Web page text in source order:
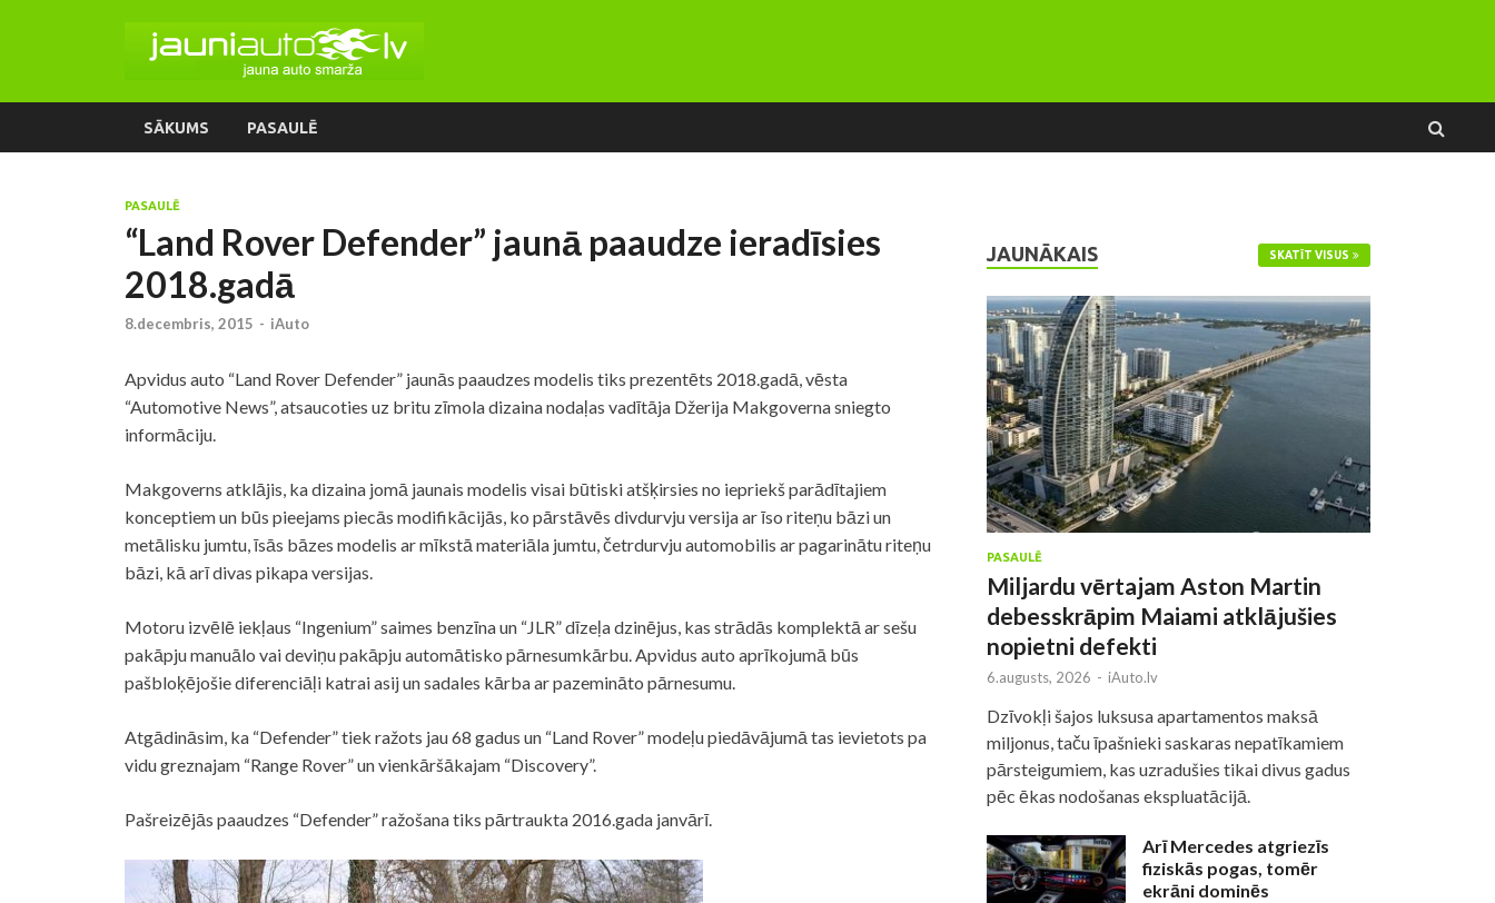
SĀKUMS PASAULĒ
PASAULĒ
“Land Rover Defender” jaunā paaudze ieradīsies
2018.gadā
8.decembris, 2015 - iAuto
Apvidus auto “Land Rover Defender” jaunās paaudzes modelis tiks prezentēts 2018.gadā, vēsta
“Automotive News”, atsaucoties uz britu zīmola dizaina nodaļas vadītāja Džerija Makgoverna sniegto
informāciju.
Makgoverns atklājis, ka dizaina jomā jaunais modelis visai būtiski atšķirsies no iepriekš parādītajiem
konceptiem un būs pieejams piecās modifikācijās, ko pārstāvēs divdurvju versija ar īso riteņu bāzi un
metālisku jumtu, īsās bāzes modelis ar mīkstā materiāla jumtu, četrdurvju automobilis ar pagarinātu riteņu
bāzi, kā arī divas pikapa versijas.
Motoru izvēlē iekļaus “Ingenium” saimes benzīna un “JLR” dīzeļa dzinējus, kas strādās komplektā ar sešu
pakāpju manuālo vai deviņu pakāpju automātisko pārnesumkārbu. Apvidus auto aprīkojumā būs
pašbloķējošie diferenciāļi katrai asij un sadales kārba ar pazemināto pārnesumu.
Atgādināsim, ka “Defender” tiek ražots jau 68 gadus un “Land Rover” modeļu piedāvājumā tas ievietots pa
vidu greznajam “Range Rover” un vienkāršākajam “Discovery”.
Pašreizējās paaudzes “Defender” ražošana tiks pārtraukta 2016.gada janvārī.
JAUNĀKAIS SKATĪT VISUS
PASAULĒ
Miljardu vērtajam Aston Martin
debesskrāpim Maiami atklājušies
nopietni defekti
6.augusts, 2026 - iAuto.lv
Dzīvokļi šajos luksusa apartamentos maksā
miljonus, taču īpašnieki saskaras nepatīkamiem
pārsteigumiem, kas uzradušies tikai divus gadus
pēc ēkas nodošanas ekspluatācijā.
Arī Mercedes atgriezīs
fiziskās pogas, tomēr
ekrāni dominēs